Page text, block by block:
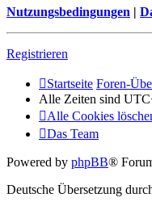
Nutzungsbedingungen |
Registrieren
Startseite Foren-
Alle Zeiten sind
Alle Cookies
Das Team
Powered by phpBB®
Deutsche Übersetzung